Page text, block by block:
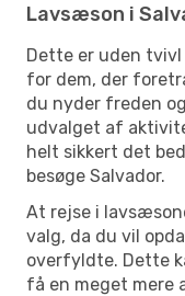
Lavsæson i
Dette er uden
for dem, der
du nyder freden
udvalget af
helt sikkert det
besøge Salvador.
At rejse i
valg, da du vil
overfyldte. Dette
få en meget mere